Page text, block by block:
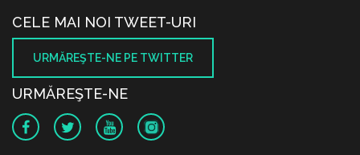
CELE MAI NOI TWEET-URI
URMĂREŞTE-NE PE TWITTER
URMĂREŞTE-NE